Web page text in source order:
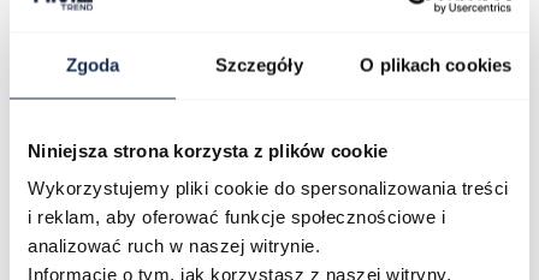
Zgoda Szczegóły O plikach cookies
Niniejsza strona korzysta z plików cookie
Wykorzystujemy pliki cookie do spersonalizowania treści
i reklam, aby oferować funkcje społecznościowe i
analizować ruch w naszej witrynie.
Informacje o tym, jak korzystasz z naszej witryny,
Płatność i dostawa
Najczęściej kupowane